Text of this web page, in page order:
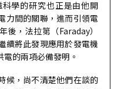
學的研究也正是由他開
力間的關聯，進而引領電
後，法拉第（Faraday）
續將此發現應用於發電機
的兩項必備發明。
候，尚不清楚他們在談的